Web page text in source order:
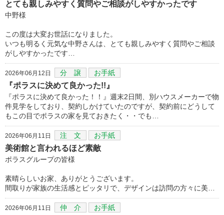
とても親しみやすく質問やご相談がしやすかったです
中野様
この度は大変お世話になりました。
いつも明るく元気な中野さんは、とても親しみやすく質問やご相談
がしやすかったです…
2026年06月12日 分 譲 お手紙
『ポラスに決めて良かった!!』
『ポラスに決めて良かった！！』週末2日間、別ハウスメーカーで物
件見学をしており、契約しかけていたのですが、契約前にどうして
もこの目でポラスの家を見ておきたく・・でも…
2026年06月11日 注 文 お手紙
美術館と言われるほど素敵
ポラスグループの皆様
素晴らしいお家、ありがとうございます。
間取りが家族の生活感とピッタリで、デザインは訪問の方々に美…
2026年06月11日 仲 介 お手紙